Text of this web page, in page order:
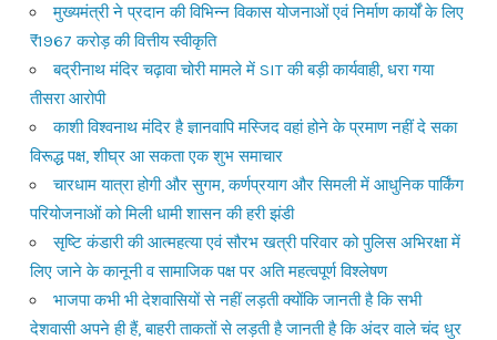
मुख्यमंत्री ने प्रदान की विभिन्न विकास योजनाओं एवं निर्माण कार्यों के लिए
₹1967 करोड़ की वित्तीय स्वीकृति
बद्रीनाथ मंदिर चढ़ावा चोरी मामले में SIT की बड़ी कार्यवाही, धरा गया
तीसरा आरोपी
काशी विश्वनाथ मंदिर है ज्ञानवापि मस्जिद वहां होने के प्रमाण नहीं दे सका
विरूद्ध पक्ष, शीघ्र आ सकता एक शुभ समाचार
चारधाम यात्रा होगी और सुगम, कर्णप्रयाग और सिमली में आधुनिक पार्किंग
परियोजनाओं को मिली धामी शासन की हरी झंडी
सृष्टि कंडारी की आत्महत्या एवं सौरभ खत्री परिवार को पुलिस अभिरक्षा में
लिए जाने के कानूनी व सामाजिक पक्ष पर अति महत्वपूर्ण विश्लेषण
भाजपा कभी भी देशवासियों से नहीं लड़ती क्योंकि जानती है कि सभी
देशवासी अपने ही हैं, बाहरी ताकतों से लड़ती है जानती है कि अंदर वाले चंद धुर